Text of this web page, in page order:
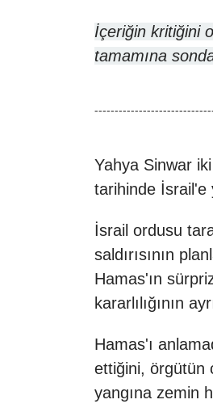
İçeriğin kritiğini
tamamına
Yahya Sinwar
tarihinde İsrail'e
İsrail ordusu
saldırısının
Hamas'ın
kararlılığının
Hamas'ı
ettiğini, örgütün
yangına zemin